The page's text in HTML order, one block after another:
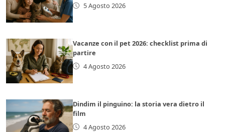
5 Agosto 2026
Vacanze con il pet 2026: checklist prima di
partire
4 Agosto 2026
Dindim il pinguino: la storia vera dietro il
film
4 Agosto 2026